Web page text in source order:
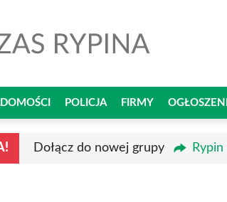
POLICJA FIRMY
Dołącz do nowej grupy